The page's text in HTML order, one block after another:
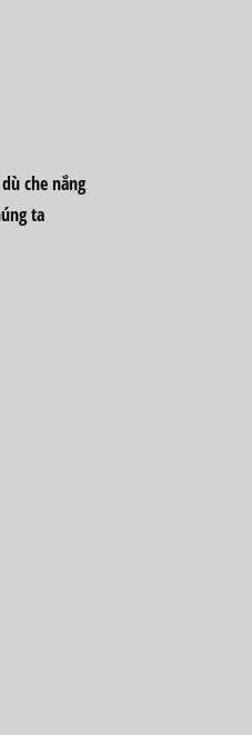
che nắng
ta